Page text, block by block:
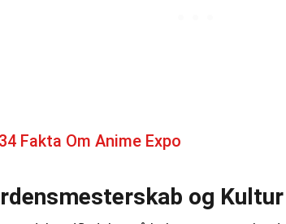
34 Fakta Om Anime Expo
og Kultur